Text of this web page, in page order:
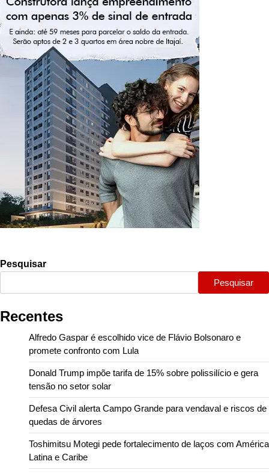
Pesquisar
Pesquisar
Recentes
Alfredo Gaspar é escolhido vice de Flávio Bolsonaro e
promete confronto com Lula
Donald Trump impõe tarifa de 15% sobre polissilício e gera
tensão no setor solar
Defesa Civil alerta Campo Grande para vendaval e riscos de
quedas de árvores
Toshimitsu Motegi pede fortalecimento de laços com América
Latina e Caribe